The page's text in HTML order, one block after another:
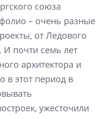
союза
– очень разные
от Ледового
И почти семь лет
архитектора и
в этот период в
ужесточили